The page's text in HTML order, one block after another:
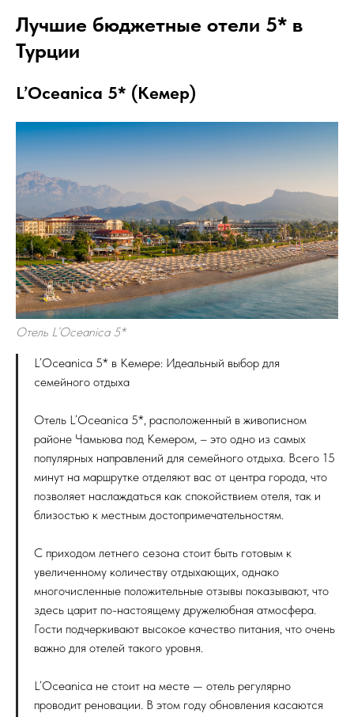
Лучшие бюджетные отели 5* в
Турции
L’Oceanica 5* (Кемер)
Отель L’Oceanica 5*
L’Oceanica 5* в Кемере: Идеальный выбор для
семейного отдыха
Отель L’Oceanica 5*, расположенный в живописном
районе Чамьюва под Кемером, – это одно из самых
популярных направлений для семейного отдыха. Всего 15
минут на маршрутке отделяют вас от центра города, что
позволяет наслаждаться как спокойствием отеля, так и
близостью к местным достопримечательностям.
С приходом летнего сезона стоит быть готовым к
увеличенному количеству отдыхающих, однако
многочисленные положительные отзывы показывают, что
здесь царит по-настоящему дружелюбная атмосфера.
Гости подчеркивают высокое качество питания, что очень
важно для отелей такого уровня.
L’Oceanica не стоит на месте — отель регулярно
проводит реновации. В этом году обновления касаются